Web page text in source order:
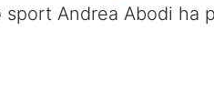
Andrea Abodi ha